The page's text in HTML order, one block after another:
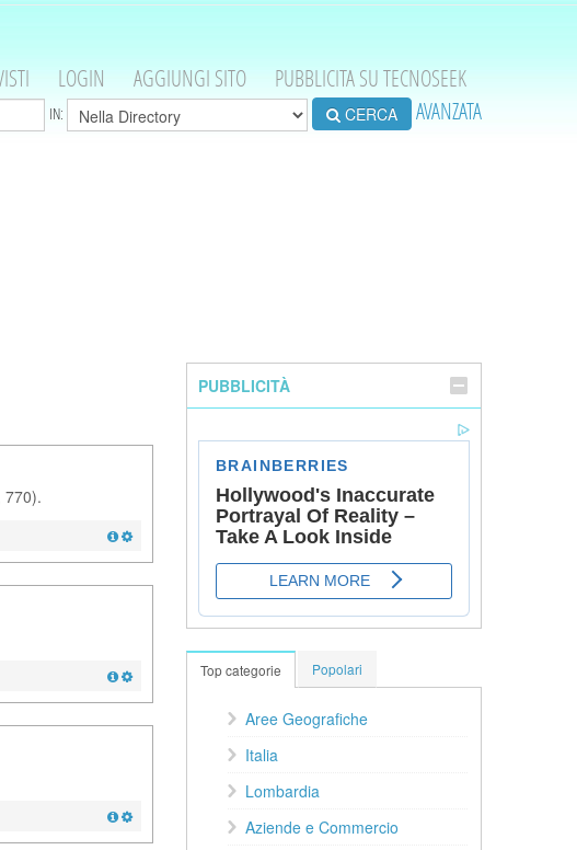
LOGIN AGGIUNGI SITO PUBBLICITA SU TECNOSEEK
IN: CERCA AVANZATA
770).
PUBBLICITÀ
Top categorie Popolari
Aree Geografiche
Italia
Lombardia
Aziende e Commercio